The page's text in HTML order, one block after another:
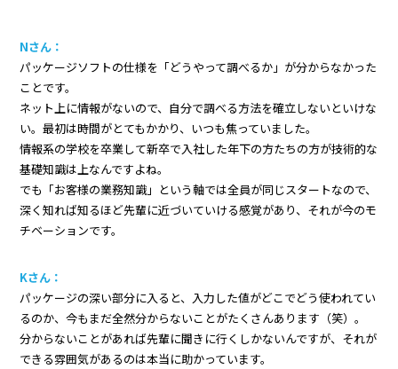
Nさん：
パッケージソフトの仕様を「どうやって調べるか」が分からなかった
ことです。
ネット上に情報がないので、自分で調べる方法を確立しないといけな
い。最初は時間がとてもかかり、いつも焦っていました。
情報系の学校を卒業して新卒で入社した年下の方たちの方が技術的な
基礎知識は上なんですよね。
でも「お客様の業務知識」という軸では全員が同じスタートなので、
深く知れば知るほど先輩に近づいていける感覚があり、それが今のモ
チベーションです。
Kさん：
パッケージの深い部分に入ると、入力した値がどこでどう使われてい
るのか、今もまだ全然分からないことがたくさんあります（笑）。
分からないことがあれば先輩に聞きに行くしかないんですが、それが
できる雰囲気があるのは本当に助かっています。